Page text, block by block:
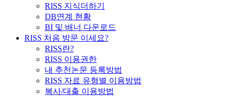
RISS 지식더하기
DB연계 현황
BI 및 배너 다운로드
RISS 처음 방문 이세요?
RISS란?
RISS 이용권한
내 추천논문 등록방법
RISS 자료 유형별 이용방법
복사/대출 이용방법